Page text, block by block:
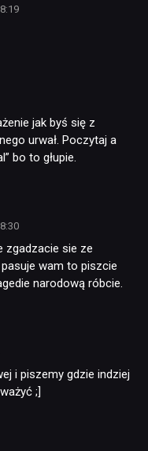
jak byś się z
urwał. Poczytaj a
bo to głupie.
zgadzacie sie ze
wam to piszcie
narodową róbcie.
i piszemy gdzie indziej
;]